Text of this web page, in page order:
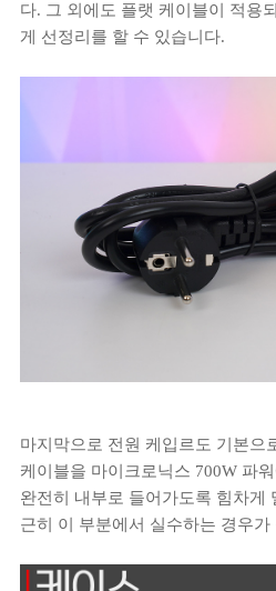
다. 그 외에도 플랫 케이블이 적용
게 선정리를 할 수 있습니다.
마지막으로 전원 케입르도 기본으
케이블을 마이크로닉스 700W 파
완전히 내부로 들어가도록 힘차게
근히 이 부분에서 실수하는 경우가